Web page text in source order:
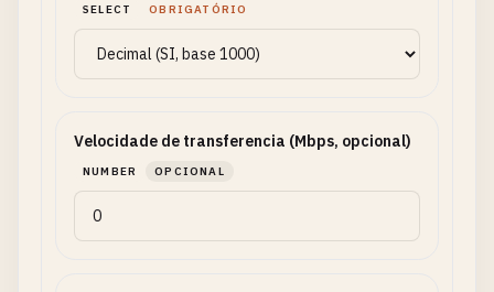
SELECT OBRIGATÓRIO
Velocidade de transferencia (Mbps, opcional)
NUMBER OPCIONAL